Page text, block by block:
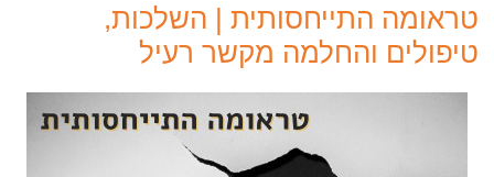
טראומה התייחסותית | השלכות,
טיפולים והחלמה מקשר רעיל